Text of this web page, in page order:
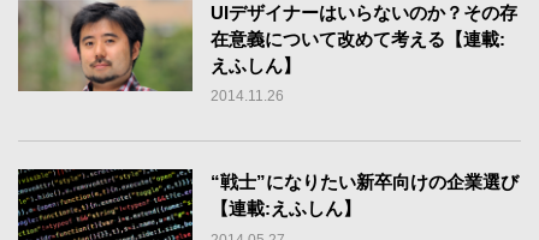
UIデザイナーはいらないのか？その存
在意義について改めて考える【連載:
えふしん】
2014.11.26
“戦士”になりたい新卒向けの企業選び
【連載:えふしん】